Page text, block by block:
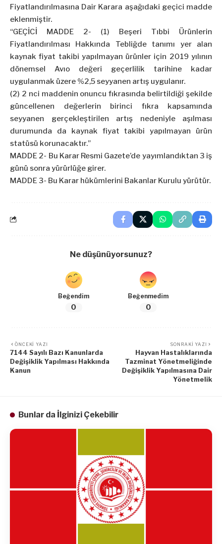
Fiyatlandırılmasına Dair Karara aşağıdaki geçici madde
eklenmiştir.
“GEÇİCİ MADDE 2- (1) Beşeri Tıbbi Ürünlerin
Fiyatlandırılması Hakkında Tebliğde tanımı yer alan
kaynak fiyat takibi yapılmayan ürünler için 2019 yılının
dönemsel Avıo değeri geçerlilik tarihine kadar
uygulanmak üzere %2,5 seyyanen artış uygulanır.
(2) 2 nci maddenin onuncu fıkrasında belirtildiği şekilde
güncellenen değerlerin birinci fıkra kapsamında
seyyanen gerçekleştirilen artış nedeniyle aşılması
durumunda da kaynak fiyat takibi yapılmayan ürün
statüsü korunacaktır.”
MADDE 2- Bu Karar Resmi Gazete’de yayımlandıktan 3 iş
günü sonra yürürlüğe girer.
MADDE 3- Bu Karar hükümlerini Bakanlar Kurulu yürütür.
Ne düşünüyorsunuz?
Beğendim
0
Beğenmedim
0
ÖNCEKI YAZI
7144 Sayılı Bazı Kanunlarda
Değişiklik Yapılması Hakkında
Kanun
SONRAKI YAZI
Hayvan Hastalıklarında
Tazminat Yönetmeliğinde
Değişiklik Yapılmasına Dair
Yönetmelik
Bunlar da İlginizi Çekebilir